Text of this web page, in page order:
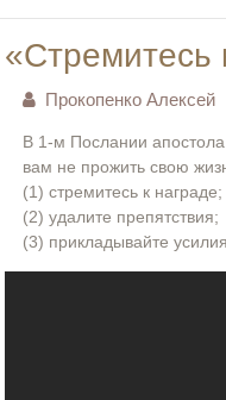
«Стремитесь
Прокопенко Алексей
В 1-м Послании
вам не прожить свою
(1) стремитесь к награде;
(2) удалите препятствия;
(3) прикладывайте усилия.